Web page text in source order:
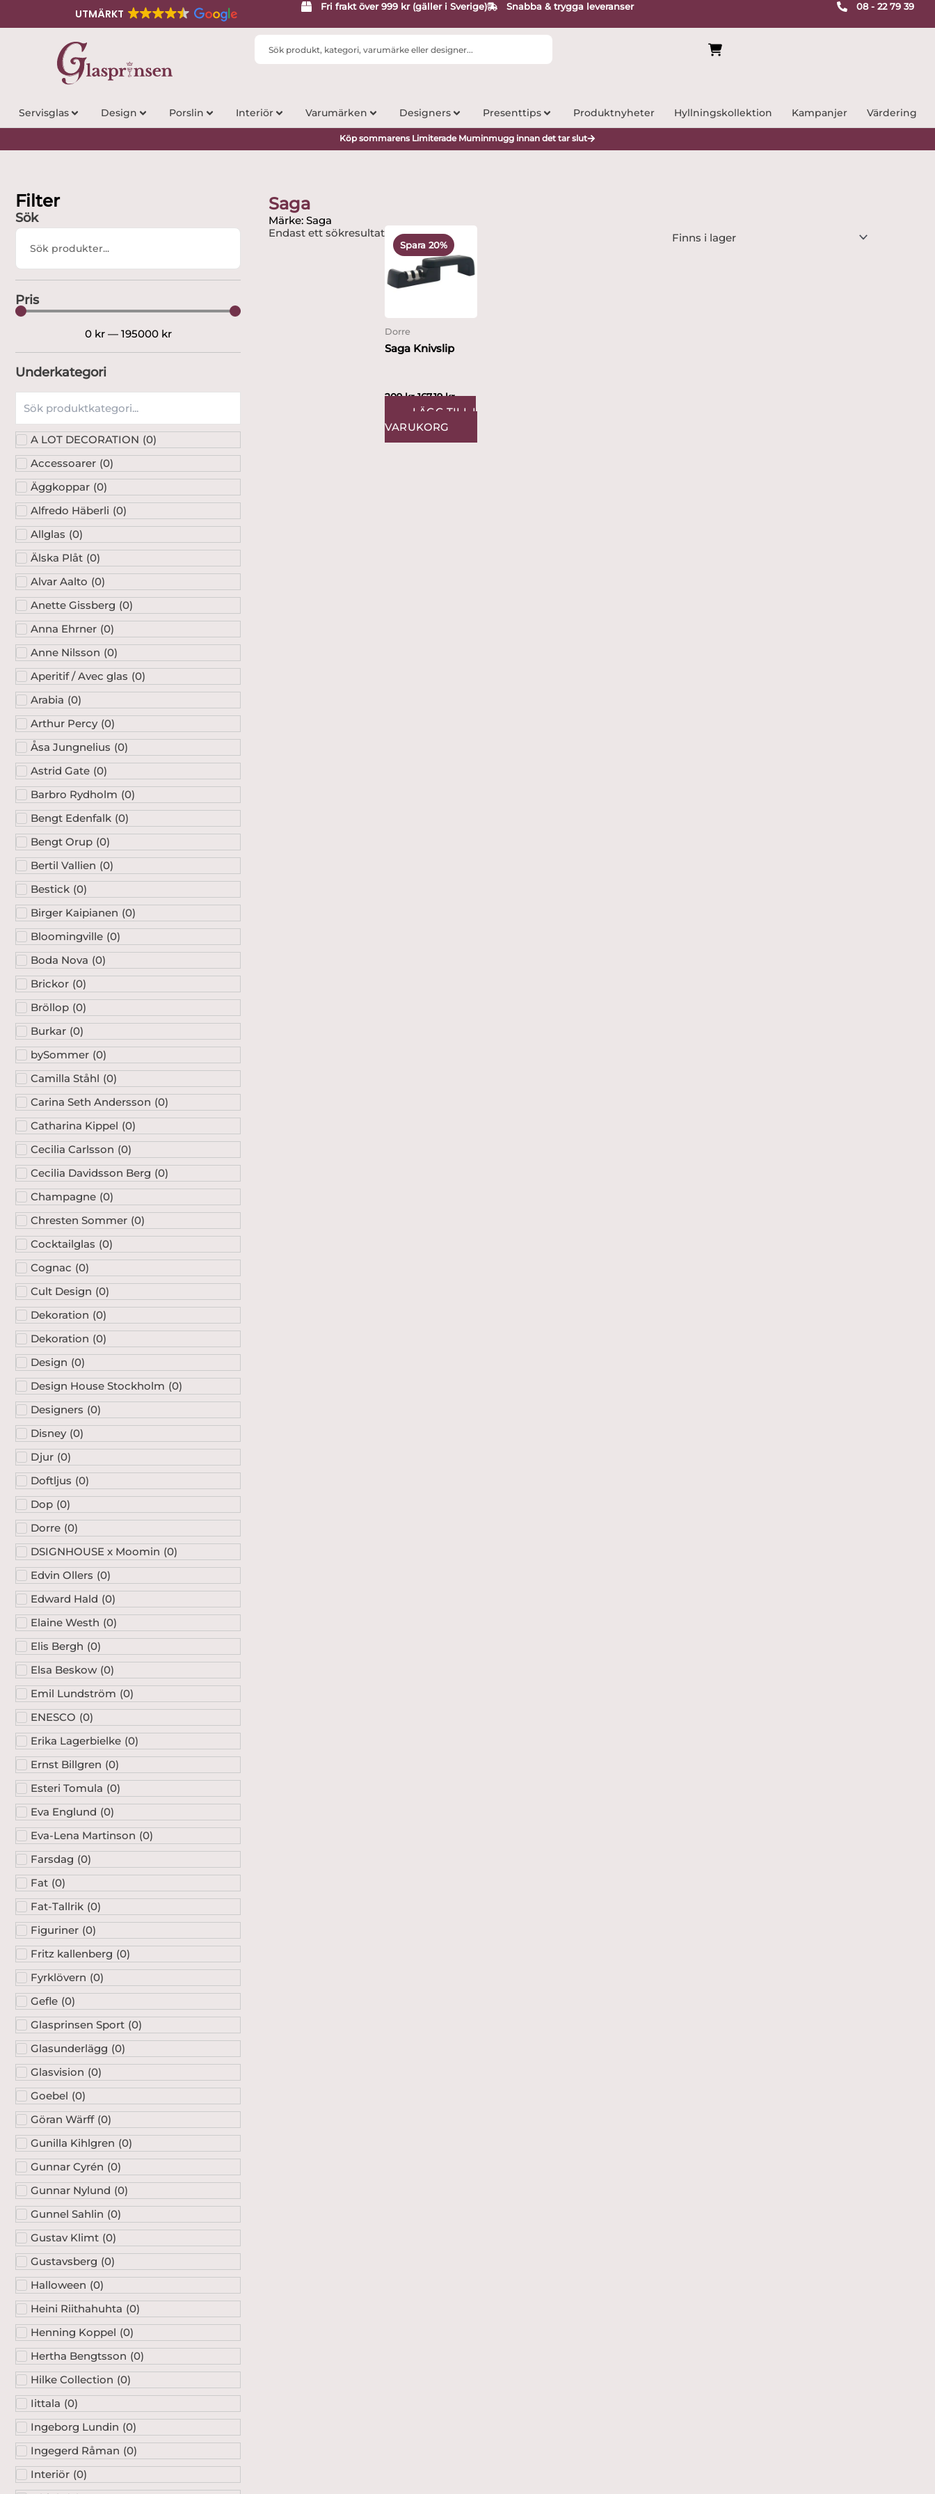
UTMÄRKT
Fri frakt över 999 kr (gäller i Sverige) Snabba & trygga leveranser 08 - 22 79 39
Search
Servisglas Design Porslin Interiör Varumärken Designers Presenttips Produktnyheter Hyllningskollektion Kampanjer Värdering
Köp sommarens Limiterade Muminmugg innan det tar slut
Filter
Sök
Search
Pris
0 kr— 195000 kr
Underkategori
A LOT DECORATION (0)
Accessoarer (0)
Äggkoppar (0)
Alfredo Häberli (0)
Allglas (0)
Älska Plåt (0)
Alvar Aalto (0)
Anette Gissberg (0)
Anna Ehrner (0)
Anne Nilsson (0)
Aperitif / Avec glas (0)
Arabia (0)
Arthur Percy (0)
Åsa Jungnelius (0)
Astrid Gate (0)
Barbro Rydholm (0)
Bengt Edenfalk (0)
Bengt Orup (0)
Bertil Vallien (0)
Bestick (0)
Birger Kaipianen (0)
Bloomingville (0)
Boda Nova (0)
Brickor (0)
Bröllop (0)
Burkar (0)
bySommer (0)
Camilla Ståhl (0)
Carina Seth Andersson (0)
Catharina Kippel (0)
Cecilia Carlsson (0)
Cecilia Davidsson Berg (0)
Champagne (0)
Chresten Sommer (0)
Cocktailglas (0)
Cognac (0)
Cult Design (0)
Dekoration (0)
Dekoration (0)
Design (0)
Design House Stockholm (0)
Designers (0)
Disney (0)
Djur (0)
Doftljus (0)
Dop (0)
Dorre (0)
DSIGNHOUSE x Moomin (0)
Edvin Ollers (0)
Edward Hald (0)
Elaine Westh (0)
Elis Bergh (0)
Elsa Beskow (0)
Emil Lundström (0)
ENESCO (0)
Erika Lagerbielke (0)
Ernst Billgren (0)
Esteri Tomula (0)
Eva Englund (0)
Eva-Lena Martinson (0)
Farsdag (0)
Fat (0)
Fat-Tallrik (0)
Figuriner (0)
Fritz kallenberg (0)
Fyrklövern (0)
Gefle (0)
Glasprinsen Sport (0)
Glasunderlägg (0)
Glasvision (0)
Goebel (0)
Göran Wärff (0)
Gunilla Kihlgren (0)
Gunnar Cyrén (0)
Gunnar Nylund (0)
Gunnel Sahlin (0)
Gustav Klimt (0)
Gustavsberg (0)
Halloween (0)
Heini Riithahuhta (0)
Henning Koppel (0)
Hertha Bengtsson (0)
Hilke Collection (0)
Iittala (0)
Ingeborg Lundin (0)
Ingegerd Råman (0)
Interiör (0)
Saga
Märke: Saga
Endast ett sökresultat
Spara 20%
Dorre
Saga Knivslip
209kr
ursprungliga
priset
var:
209 kr.
167.19kr
priset
är:
167.19 kr.
LÄGG TILL I
VARUKORG